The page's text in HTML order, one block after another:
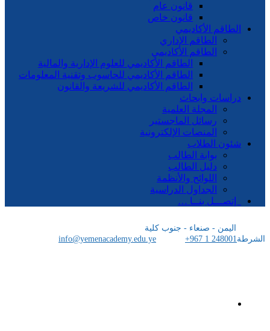
قانون عام
قانون خاص
الطاقم الأكاديمي
الطاقم الإداري
الطاقم الأكاديمي
الطاقم الأكاديمي للعلوم الإدارية والمالية
الطاقم الأكاديمي للحاسوب وتقنية المعلومات
الطاقم الأكاديمي للشريعة والقانون
دراسات وابحاث
المجلة العلمية
رسائل الماجستير
المنصات الإلكترونية
شئون الطلاب
بوابة الطالب
دليل الطالب
اللوائح والأنظمة
الجداول الدراسية
إتصـــل بنــا …
اليمن - صنعاء - جنوب كلية
الشرطة
info@yemenacademy.edu.ye +967 1 248001